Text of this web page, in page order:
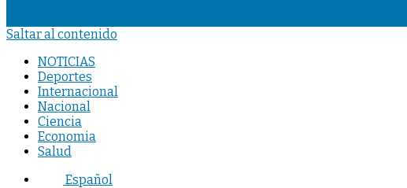
Saltar al contenido
NOTICIAS
Deportes
Internacional
Nacional
Ciencia
Economia
Salud
Español